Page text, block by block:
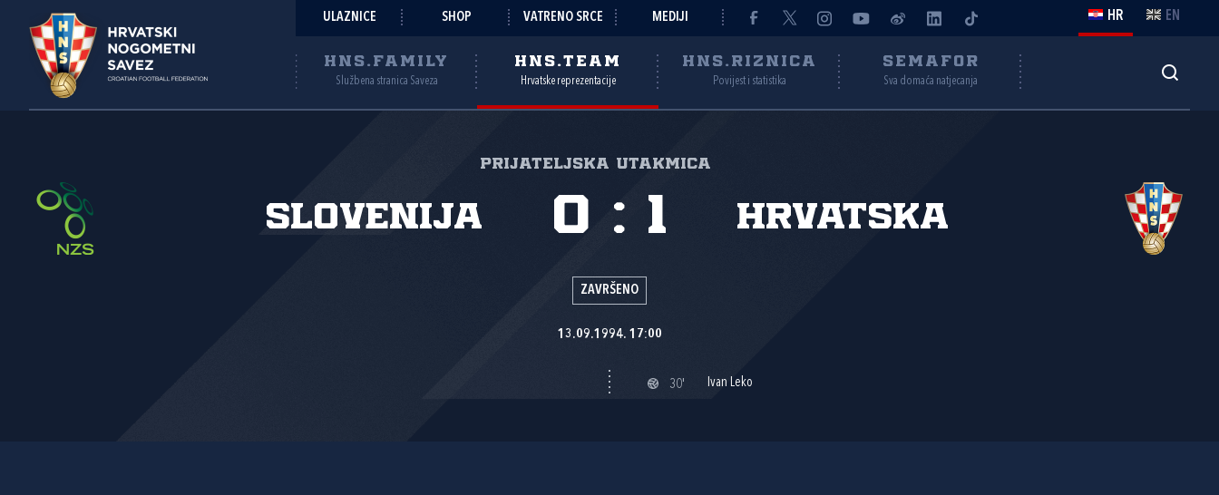
ULAZNICE SHOP VATRENO SRCE MEDIJI HR EN
HNS.FAMILY
Službena stranica Saveza
HNS.TEAM
Hrvatske reprezentacije
HNS.RIZNICA
Povijest i statistika
SEMAFOR
Sva domaća natjecanja
Prijateljska utakmica
Slovenija Hrvatska
0 : 1
ZAVRŠENO
13.09.1994. 17:00
30' Ivan Leko